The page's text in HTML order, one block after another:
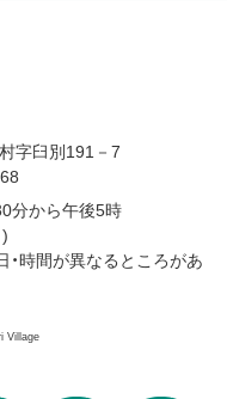
字臼別191－7
分から午後5時
・時間が異なるところがあ
Village